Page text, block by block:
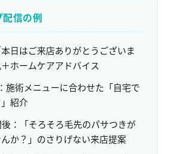
信の例
日はご来店ありがとうございま
ホームケアアドバイス
施術メニューに合わせた「自宅で
紹介
：「そろそろ毛先のパサつきが
か？」のさりげない来店提案